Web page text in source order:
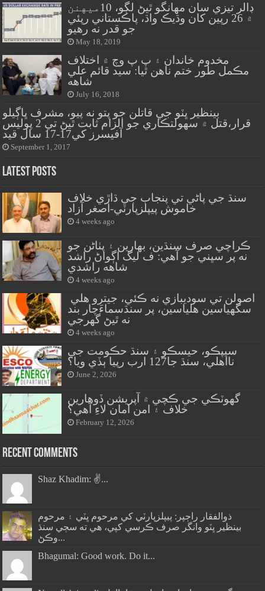
ڊالر تيزي سان مهانگو ٿيڻ لڳو، 10ميهنن
۾ 26 رپين کان وڌيڪ واڌ، پاڪستاني رپئي
جو قدر نه رهيو
May 18, 2019
مخدوم خاندان ۽ پ پ وچ ۾ اختلاف
مڪمل طور ختم ناهن ٿيا: سيد قائم علي
شاهه
July 16, 2018
بينظير ڀٽو جي قاتلن جو پتو نه پيو، مشرف ڀاڳيلو
قرار،قتل ۾ سهولتڪاري جو الزام ثابت ٿيڻ تي 2 پوليس
آفيسرز کي17-17 سال قيد
September 1, 2017
Latest Posts
سنڌ جي پاڻي تي پنجاب جي ڌاڙي خلاف
خاموش پيپلزپارٽي-اصغر آزاد
4 weeks ago
ڪراچي صرف سنڌين، بهارين ۽ پٺاڻن جو
نه پر سڀني جو آهي: ف ليگ اڳواڻ راشد
شاهه راشدي
4 weeks ago
سگهياسين هلياسين، پر سنڌسماءَچار بند
نه ٿيڻ گهرجي
4 weeks ago
سيپڪو، حيسڪو ۽ سنڌ حڪومت جي
نااهلي، سنڌ جا127 ارب رپيا ٻڏي ويا؟
June 2, 2026
گهوٽڪي جي ڪچي ۾ آپريشن ڏوهارين
خلاف ۽ امن امان لاءِ آهي؟
February 12, 2026
Recent Comments
Shaz Khadim: ✌️...
ذوالفقار راڄپر: پيپلزپارٽي کي مرحوم ڀٽي ۽ مرحوم
بينظير ڀٽو وانگر صرف ڪرسي کپي، هي ته سڄي سنڌ
وڪڻ...
Bhagumal: Good work. Do it...